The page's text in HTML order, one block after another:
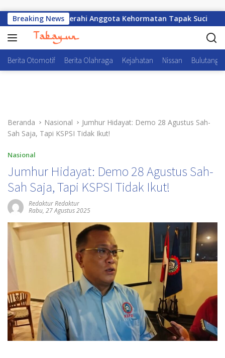
Breaking News
Dianugerahi Anggota Kehormatan Tapak Suci
Berita Otomotif Berita Olahraga Kejahatan Nissan
Beranda Nasional
Jumhur Hidayat: Demo 28 Agustus Sah-
Sah Saja, Tapi KSPSI Tidak Ikut!
Nasional
Jumhur Hidayat: Demo 28 Agustus Sah-
Sah Saja, Tapi KSPSI Tidak Ikut!
Redaktur Redaktur
Rabu, 27 Agustus 2025